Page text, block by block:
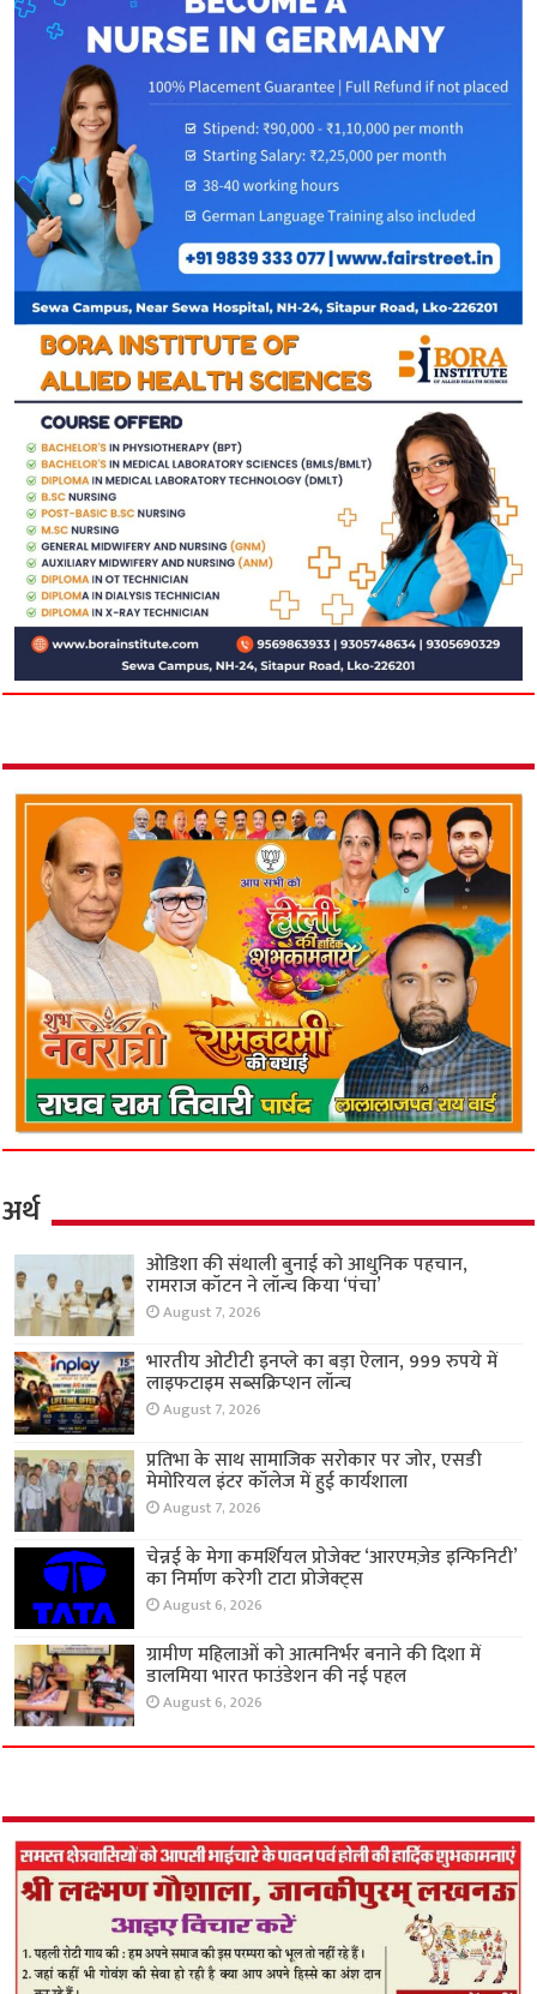
अर्थ
ओडिशा की संथाली बुनाई को आधुनिक पहचान,
रामराज कॉटन ने लॉन्च किया ‘पंचा’
August 7, 2026
भारतीय ओटीटी इनप्ले का बड़ा ऐलान, 999 रुपये में
लाइफटाइम सब्सक्रिप्शन लॉन्च
August 7, 2026
प्रतिभा के साथ सामाजिक सरोकार पर जोर, एसडी
मेमोरियल इंटर कॉलेज में हुई कार्यशाला
August 7, 2026
चेन्नई के मेगा कमर्शियल प्रोजेक्ट ‘आरएमज़ेड इन्फिनिटी’
का निर्माण करेगी टाटा प्रोजेक्ट्स
August 6, 2026
ग्रामीण महिलाओं को आत्मनिर्भर बनाने की दिशा में
डालमिया भारत फाउंडेशन की नई पहल
August 6, 2026